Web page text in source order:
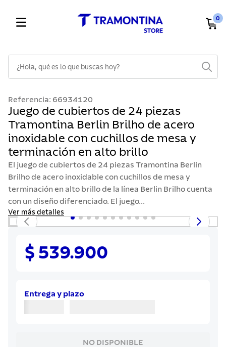
0
Referencia: 66934120
Juego de cubiertos de 24 piezas
Tramontina Berlin Brilho de acero
inoxidable con cuchillos de mesa y
terminación en alto brillo
El juego de cubiertos de 24 piezas Tramontina Berlin
Brilho de acero inoxidable con cuchillos de mesa y
terminación en alto brillo de la línea Berlin Brilho cuenta
con un diseño diferenciado. El juego...
Ver más detalles
$ 539.900
Entrega y plazo
NO DISPONIBLE
1 .
cuchillos
2.
cubiertos
3.
sarten
4
lavaplatos
5.
acero inoxidable
6.
ollas
7.
juego cuchillos
sartenes
cuchillo